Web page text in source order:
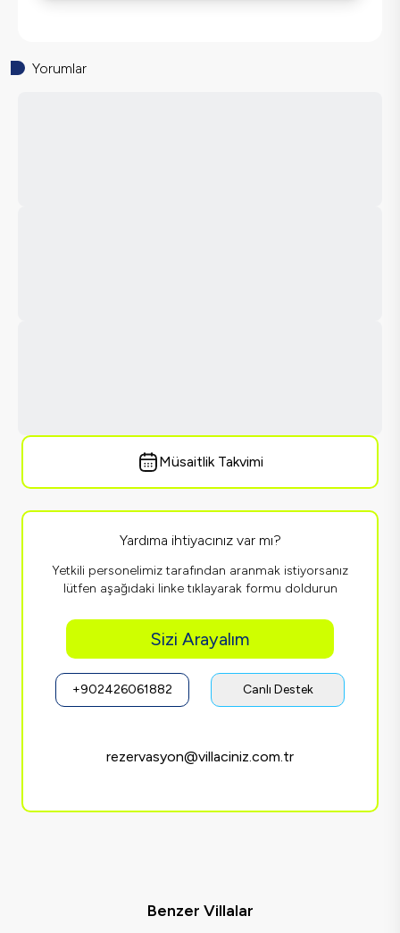
Yorumlar
Müsaitlik Takvimi
Yardıma ihtiyacınız var mı?
Yetkili personelimiz tarafından aranmak istiyorsanız
lütfen aşağıdaki linke tıklayarak formu doldurun
Sizi Arayalım
+902426061882 Canlı Destek
rezervasyon@villaciniz.com.tr
Benzer Villalar